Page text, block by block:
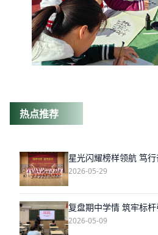
热点推荐
星光闪耀榜样领航 笃
2026-05-29
复盘期中学情 筑牢标
2026-05-09